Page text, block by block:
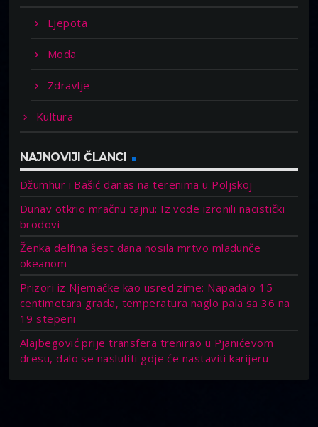
Ljepota
Moda
Zdravlje
Kultura
NAJNOVIJI ČLANCI
Džumhur i Bašić danas na terenima u Poljskoj
Dunav otkrio mračnu tajnu: Iz vode izronili nacistički
brodovi
Ženka delfina šest dana nosila mrtvo mladunče
okeanom
Prizori iz Njemačke kao usred zime: Napadalo 15
centimetara grada, temperatura naglo pala sa 36 na
19 stepeni
Alajbegović prije transfera trenirao u Pjanićevom
dresu, dalo se naslutiti gdje će nastaviti karijeru